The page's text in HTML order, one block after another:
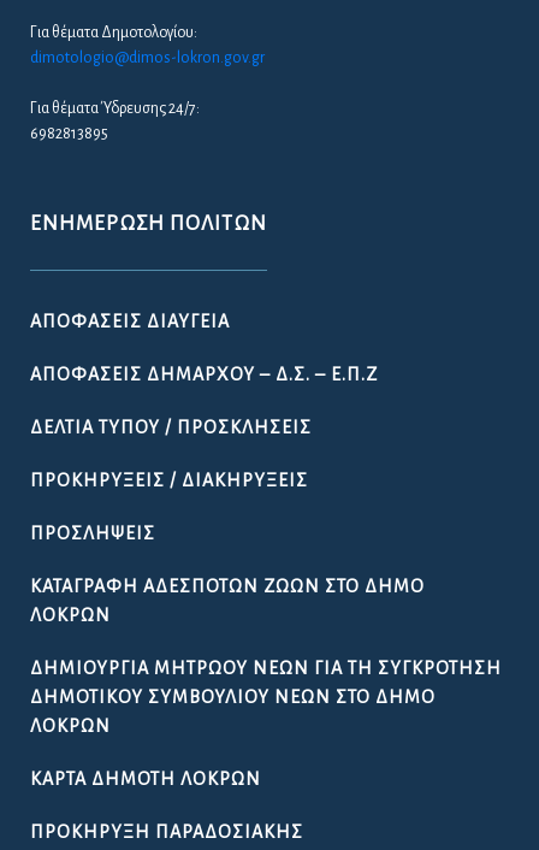
Για θέματα Δημοτολογίου:
dimotologio@dimos-lokron.gov.gr
Για θέματα Ύδρευσης 24/7:
6982813895
ΕΝΗΜΈΡΩΣΗ ΠΟΛΙΤΏΝ
ΑΠΟΦΆΣΕΙΣ ΔΙΑΎΓΕΙΑ
ΑΠΟΦΆΣΕΙΣ ΔΗΜΆΡΧΟΥ – Δ.Σ. – Ε.Π.Ζ
ΔΕΛΤΊΑ ΤΎΠΟΥ / ΠΡΟΣΚΛΉΣΕΙΣ
ΠΡΟΚΗΡΎΞΕΙΣ / ΔΙΑΚΗΡΎΞΕΙΣ
ΠΡΟΣΛΉΨΕΙΣ
ΚΑΤΑΓΡΑΦΉ ΑΔΈΣΠΟΤΩΝ ΖΏΩΝ ΣΤΟ ΔΉΜΟ
ΛΟΚΡΏΝ
ΔΗΜΙΟΥΡΓΊΑ ΜΗΤΡΏΟΥ ΝΈΩΝ ΓΙΑ ΤΗ ΣΥΓΚΡΌΤΗΣΗ
ΔΗΜΟΤΙΚΟΎ ΣΥΜΒΟΥΛΊΟΥ ΝΈΩΝ ΣΤΟ ΔΉΜΟ
ΛΟΚΡΏΝ
ΚΆΡΤΑ ΔΗΜΌΤΗ ΛΟΚΡΏΝ
ΠΡΟΚΉΡΥΞΗ ΠΑΡΑΔΟΣΙΑΚΉΣ